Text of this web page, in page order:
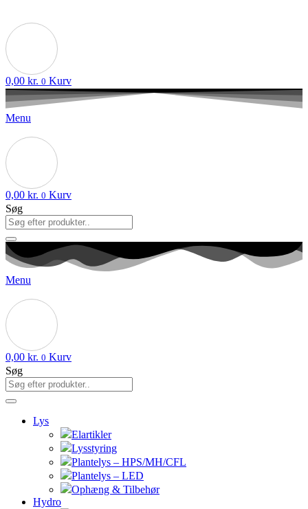
0,00 kr. 0 Kurv
Menu
0,00 kr. 0 Kurv
Søg
Menu
0,00 kr. 0 Kurv
Søg
Lys
Elartikler
Lysstyring
Plantelys – HPS/MH/CFL
Plantelys – LED
Ophæng & Tilbehør
Hydro